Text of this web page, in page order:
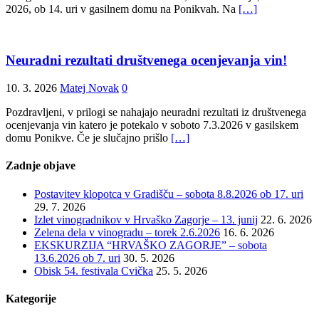
2026, ob 14. uri v gasilnem domu na Ponikvah. Na […]
Neuradni rezultati društvenega ocenjevanja vin!
10. 3. 2026 Matej Novak 0
Pozdravljeni, v prilogi se nahajajo neuradni rezultati iz društvenega
ocenjevanja vin katero je potekalo v soboto 7.3.2026 v gasilskem
domu Ponikve. Če je slučajno prišlo […]
Zadnje objave
Postavitev klopotca v Gradišču – sobota 8.8.2026 ob 17. uri
29. 7. 2026
Izlet vinogradnikov v Hrvaško Zagorje – 13. junij 22. 6. 2026
Zelena dela v vinogradu – torek 2.6.2026 16. 6. 2026
EKSKURZIJA “HRVAŠKO ZAGORJE” – sobota
13.6.2026 ob 7. uri 30. 5. 2026
Obisk 54. festivala Cvička 25. 5. 2026
Kategorije